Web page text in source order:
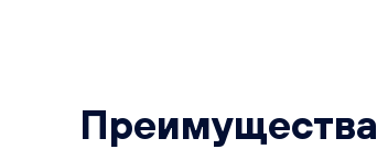
Преимущества